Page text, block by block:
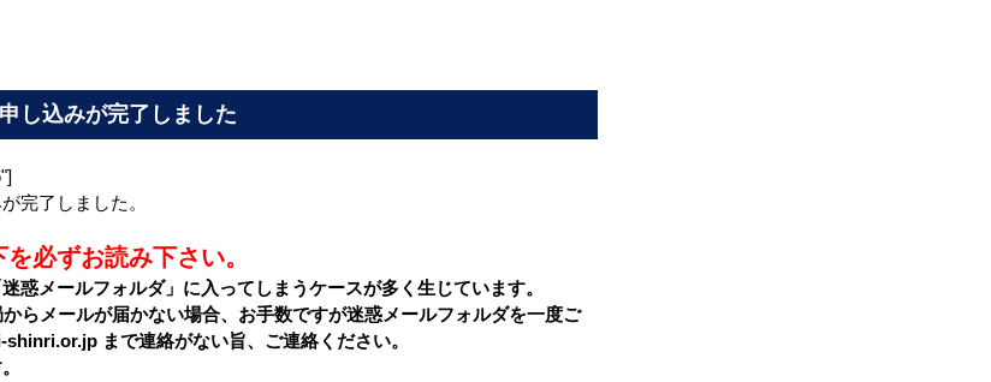
し込みが完了しました
完了しました。
必ずお読み下さい。
惑メールフォルダ」に入ってしまうケースが多く生じています。
らメールが届かない場合、お手数ですが迷惑メールフォルダを一度ご
まで連絡がない旨、ご連絡ください。